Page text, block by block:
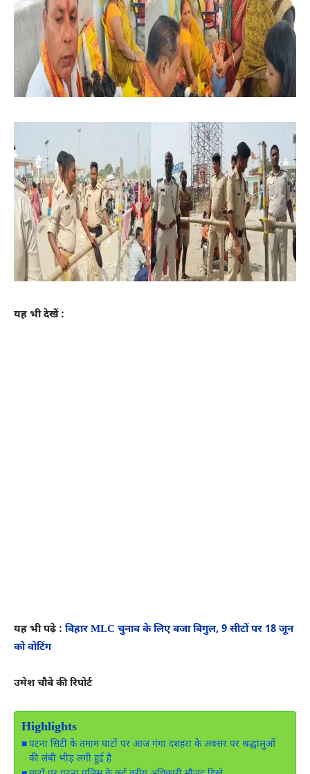
यह भी देखें :
यह भी पढ़े : बिहार MLC चुनाव के लिए बजा बिगुल, 9 सीटों पर 18 जून
को वोटिंग
उमेश चौबे की रिपोर्ट
Highlights
पटना सिटी के तमाम घाटों पर आज गंगा दशहरा के अवसर पर श्रद्धालुओं
की लंबी भीड़ लगी हुई है